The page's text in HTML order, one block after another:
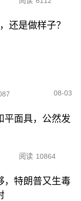
还是做样子？
08-03
平面具，公然发
阅读 10864
，特朗普又生毒